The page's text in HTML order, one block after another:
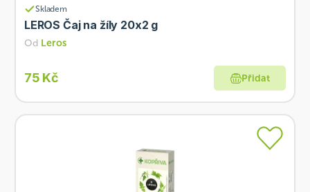
Skladem
LEROS Čaj na žíly 20x2 g
Od Leros
75 Kč Přidat